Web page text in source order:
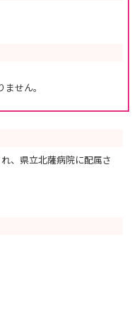
せん。
、県立北薩病院に配属さ